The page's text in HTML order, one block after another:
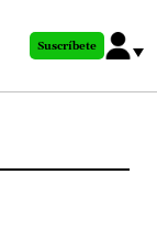
Suscríbete